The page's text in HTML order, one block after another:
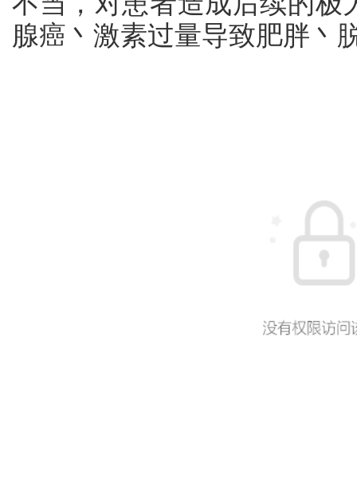
腺癌丶激素过量导致肥胖丶